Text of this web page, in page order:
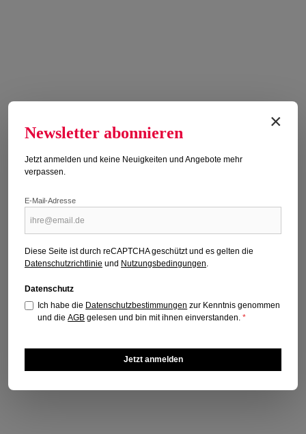
SUDOKU MITTEL 155/2026
Regulärer Preis:
Preise inkl. MwSt. zzgl. Versandkosten
×
Newsletter abonnieren
Jetzt anmelden und keine Neuigkeiten und Angebote mehr
verpassen.
E-Mail-Adresse
Diese Seite ist durch reCAPTCHA geschützt und es gelten die
Datenschutzrichtlinie und Nutzungsbedingungen
Datenschutz
Ich habe die Datenschutzbestimmungen zur Kenntnis genommen
und dieAGB gelesen und bin mit ihnen einverstanden.*
Jetzt anmelden